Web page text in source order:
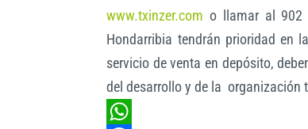
www.txinzer.com o llamar al 902
Hondarribia tendrán prioridad en
servicio de venta en depósito,
del desarrollo y de la organización